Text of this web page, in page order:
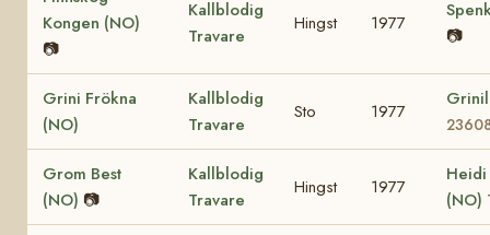
Kongen (NO)
📷
Kallblodig
Travare
Hingst 1977
📷
Grini Frökna
(NO)
Kallblodig
Travare
Sto 1977
Grom Best
(NO) 📷
Kallblodig
Travare
Hingst 1977
Heidi
(NO)